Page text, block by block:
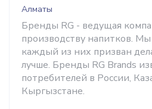
Алматы
Бренды RG - ведущая
производству напитков.
каждый из них призван
лучше. Бренды RG Brands
потребителей в России,
Кыргызстане.